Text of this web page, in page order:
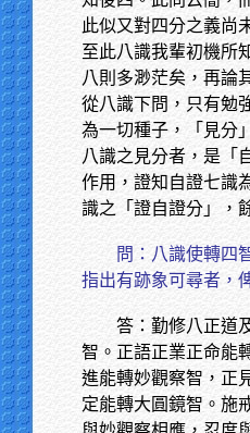
此似又對四分之義尚
至此八識我輩初機所
八則多渺茫矣，再論
從八識下問，只有勉
為一切種子，「見分
八識之見分者，是「
作用，證知自證七識
識之「證自證分」，
問：八識使轉四
指出有跡象可尋者，
答：勤修八正道
智。正語正業正命能
進能轉妙觀察智，正
定能轉大圓鏡智。施